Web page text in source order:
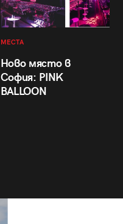
МЕСТА
Ново място в
София: PINK
BALLOON